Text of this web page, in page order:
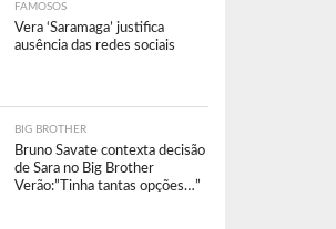
FAMOSOS
Vera ‘Saramaga’ justifica
ausência das redes sociais
BIG BROTHER
Bruno Savate contexta decisão
de Sara no Big Brother
Verão:”Tinha tantas opções…”